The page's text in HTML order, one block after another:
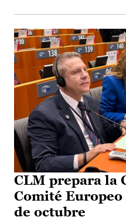
CLM prepara la
Comité Europeo
de octubre